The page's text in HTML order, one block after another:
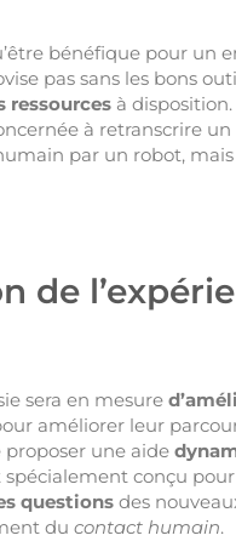
bénéfique pour un
pas sans les bons
ressources à
à retranscrire
par un robot,
de
sera en mesure
améliorer leur
proposer une aide
conçu
questions des
du contact humain.